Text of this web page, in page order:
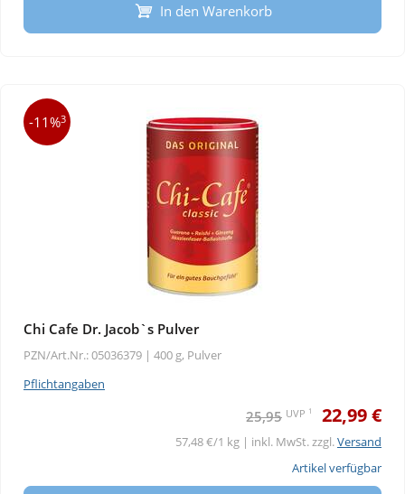
In den Warenkorb
-11%3
Chi Cafe Dr. Jacob`s Pulver
PZN/Art.Nr.: 05036379 | 400 g, Pulver
Pflichtangaben
25,95 UVP 1 22,99 €
57,48 €/1 kg | inkl. MwSt. zzgl.Versand
Artikel verfügbar